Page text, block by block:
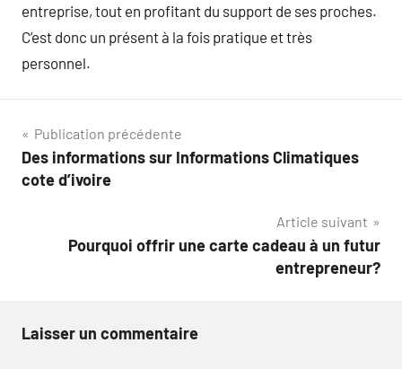
entreprise, tout en profitant du support de ses proches.
C’est donc un présent à la fois pratique et très
personnel.
Navigation
de
Publication précédente
Des informations sur Informations Climatiques
cote d’ivoire
Article suivant
Pourquoi offrir une carte cadeau à un futur
entrepreneur?
Laisser un commentaire